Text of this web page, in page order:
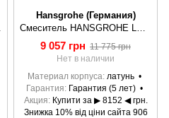
Hansgrohe (Германия)
9 057 грн 11 775 грн
Нет в наличии
Материал корпуса латунь
Гарантия Гарантия (5 лет)
Акция Купити за ▶ 8152 ◀ грн.
Знижка 10% від ціни сайта 906